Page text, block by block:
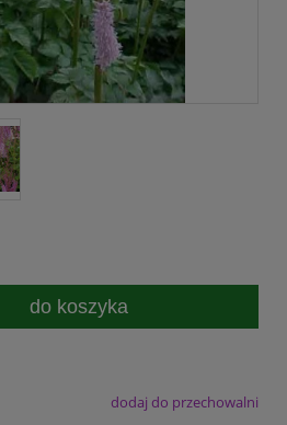
do koszyka
dodaj do przechowalni